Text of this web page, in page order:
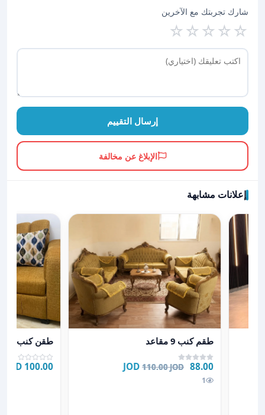
شارك تجربتك مع الآخرين
☆
☆
☆
☆
☆
إرسال التقييم
الإبلاغ عن مخالفة
إعلانات مشابهة
عرض تفاصيل طقم كنب 9 مقاعد
طقم كنب 9 مقاعد
88.00 JOD
110.00 JOD
1
عرض تفاصيل
طقن كنب
100.00 JOD